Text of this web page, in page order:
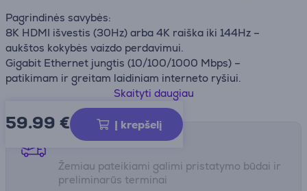
Pagrindinės savybės:
8K HDMI išvestis (30Hz) arba 4K raiška iki 144Hz –
aukštos kokybės vaizdo perdavimui.
Gigabit Ethernet jungtis (10/100/1000 Mbps) –
patikimam ir greitam laidiniam interneto ryšiui.
USB-C Power Delivery palaikymas iki 100W (maksimali
išvestis – 85W) – efektyviam įrenginių įkrovimui.
Trys USB 3.2 Gen 2 jungtys (10Gbps) ir viena USB 3.2 Gen
1 jungtis (5Gbps) – greitam duomenų perdavimui ir
įrenginių prijungimui.
UHS-II SD 4.0 kortelių skaitytuvas (312MB/s) – greitas SD
kortelių duomenų skaitymas ir perkėlimas.
Skaityti daugiau
59.99 € Į krepšelį
Pristatymo būdai
Žemiau pateikiami galimi pristatymo būdai ir
preliminarūs terminai